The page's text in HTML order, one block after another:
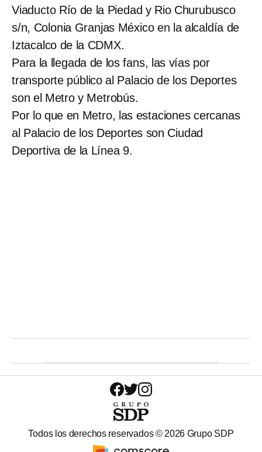
Viaducto Río de la Piedad y Rio Churubusco
s/n, Colonia Granjas México en la alcaldía de
Iztacalco de la CDMX.
Para la llegada de los fans, las vías por
transporte público al Palacio de los Deportes
son el Metro y Metrobús.
Por lo que en Metro, las estaciones cercanas
al Palacio de los Deportes son Ciudad
Deportiva de la Línea 9.
Todos los derechos reservados © 2026 Grupo SDP